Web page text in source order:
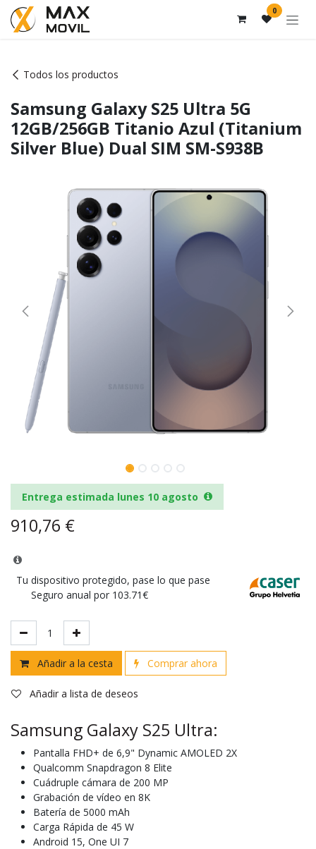
Ir al contenido 0
Todos los productos
Samsung Galaxy S25 Ultra 5G
12GB/256GB Titanio Azul (Titanium
Silver Blue) Dual SIM SM-S938B
Entrega estimada lunes 10 agosto
910,76 €
Tu dispositivo protegido, pase lo que pase
Seguro anual por 103.71€
Añadir a la cesta Comprar ahora
Añadir a lista de deseos
Samsung Galaxy S25 Ultra:
Pantalla FHD+ de 6,9" Dynamic AMOLED 2X
Qualcomm Snapdragon 8 Elite
Cuádruple cámara de 200 MP
Grabación de vídeo en 8K
Batería de 5000 mAh
Carga Rápida de 45 W
Android 15, One UI 7